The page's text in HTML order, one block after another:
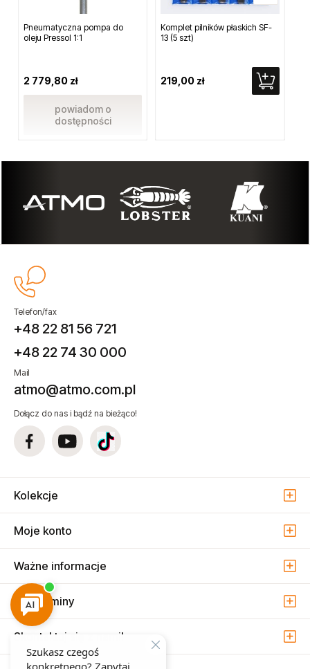
Pneumatyczna pompa do
oleju Pressol 1:1
2 779,80 zł
powiadom o
dostępności
Komplet pilników płaskich SF-
13 (5 szt)
219,00 zł
Telefon/fax
+48 22 81 56 721
+48 22 74 30 000
Mail
atmo@atmo.com.pl
Dołącz do nas i bądź na bieżąco!
Kolekcje
Moje konto
Ważne informacje
Regulaminy